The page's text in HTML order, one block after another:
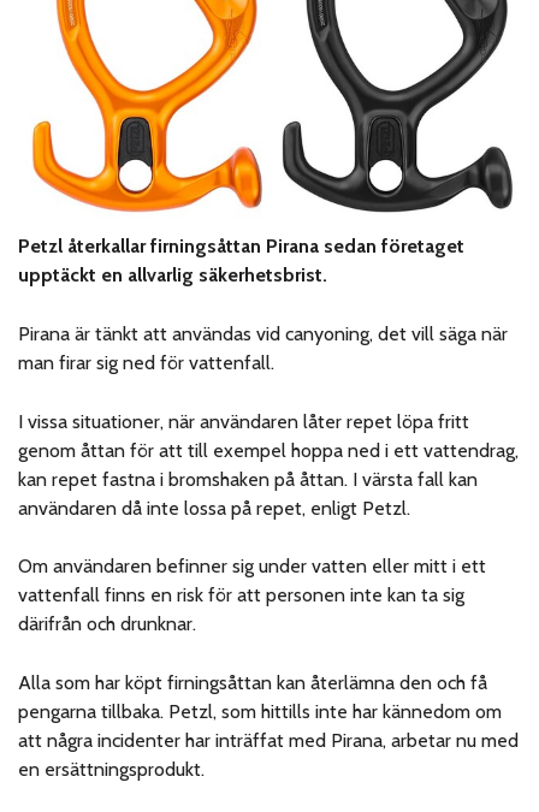
Petzl återkallar firningsåttan Pirana sedan företaget
upptäckt en allvarlig säkerhetsbrist.
Pirana är tänkt att användas vid canyoning, det vill säga när
man firar sig ned för vattenfall.
I vissa situationer, när användaren låter repet löpa fritt
genom åttan för att till exempel hoppa ned i ett vattendrag,
kan repet fastna i bromshaken på åttan. I värsta fall kan
användaren då inte lossa på repet, enligt Petzl.
Om användaren befinner sig under vatten eller mitt i ett
vattenfall finns en risk för att personen inte kan ta sig
därifrån och drunknar.
Alla som har köpt firningsåttan kan återlämna den och få
pengarna tillbaka. Petzl, som hittills inte har kännedom om
att några incidenter har inträffat med Pirana, arbetar nu med
en ersättningsprodukt.